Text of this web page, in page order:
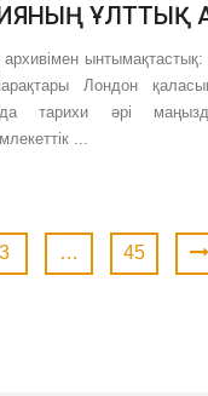
ҰЛТТЫҚ
ынтымақтастық:
Лондон
тарихи әрі
...
3 … 45